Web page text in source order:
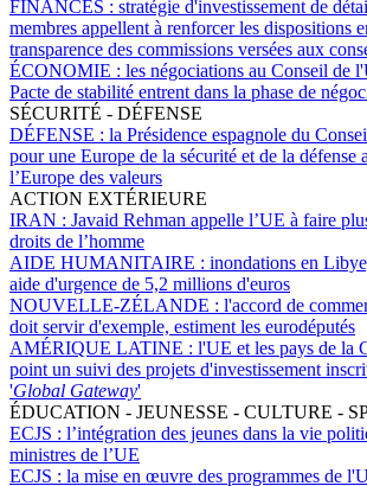
FINANCES : stratégie d'investissement de
membres appellent à renforcer les dispositions
transparence des commissions versées aux
ÉCONOMIE : les négociations au Conseil de
Pacte de stabilité entrent dans la phase de
SÉCURITÉ - DÉFENSE
DÉFENSE : la Présidence espagnole du
pour une Europe de la sécurité et de la défense
l’Europe des valeurs
ACTION EXTÉRIEURE
IRAN : Javaid Rehman appelle l’UE à faire
droits de l’homme
AIDE HUMANITAIRE : inondations en
aide d'urgence de 5,2 millions d'euros
NOUVELLE-ZÉLANDE : l'accord de
doit servir d'exemple, estiment les eurodéputés
AMÉRIQUE LATINE : l'UE et les pays de la
point un suivi des projets d'investissement
'Global Gateway'
ÉDUCATION - JEUNESSE - CULTURE -
ECJS : l’intégration des jeunes dans la vie
ministres de l’UE
ECJS : la mise en œuvre des programmes de